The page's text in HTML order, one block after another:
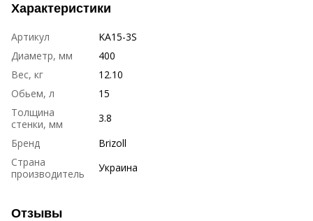
Характеристики
Артикул
KA15-3S
Диаметр, мм
400
Вес, кг
12.10
Обьем, л
15
Толщина
стенки, мм
3.8
Бренд
Brizoll
Страна
производитель
Украина
Отзывы